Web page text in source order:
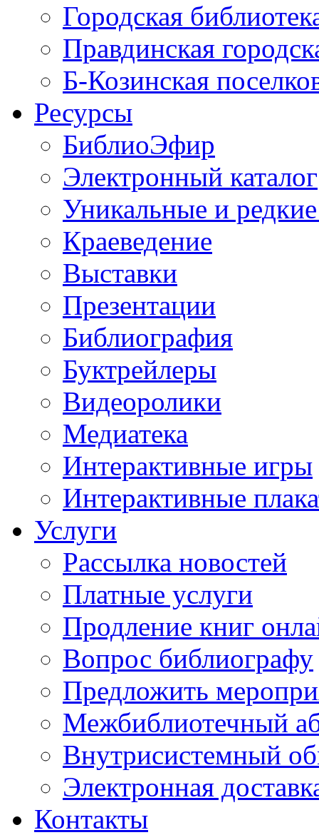
Городская
Правдинская
Б-Козинская
Ресурсы
БиблиоЭфир
Электронный каталог
Уникальные и
Краеведение
Выставки
Презентации
Библиография
Буктрейлеры
Видеоролики
Медиатека
Интерактивные игры
Интерактивные
Услуги
Рассылка новостей
Платные услуги
Продление книг
Вопрос библиографу
Предложить
Межбиблиотечный
Внутрисистемный
Электронная
Контакты